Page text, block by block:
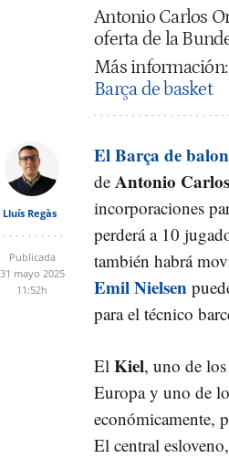
Antonio Carlos
oferta de la
Más información:
Barça de basket
Lluís Regàs
Publicada
31 mayo 2025
11:52h
El Barça de
de Antonio
incorporaciones
perderá a 10
también habrá
Emil Nielsen
para el técnico
El Kiel, uno de
Europa y uno de
económicamente,
El central